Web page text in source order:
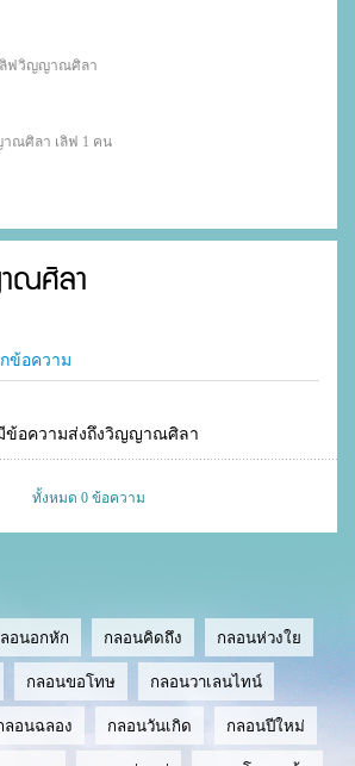
ลิฟวิญญาณศิลา
ณศิลา เลิฟ 1 คน
ศิลา
ข้อความ
ข้อความส่งถึงวิญญาณศิลา
ทั้งหมด 0 ข้อความ
อนอกหัก กลอนคิดถึง กลอนห่วงใย
กลอนขอโทษ กลอนวาเลนไทน์
ลอนฉลอง กลอนวันเกิด กลอนปีใหม่